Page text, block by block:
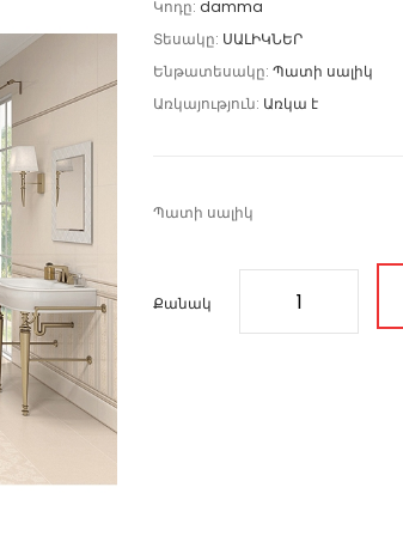
Կոդը: damma
Տեսակը: ՍԱԼԻԿՆԵՐ
Ենթատեսակը: Պատի սալիկ
Առկայություն: Առկա է
Պատի սալիկ
Քանակ